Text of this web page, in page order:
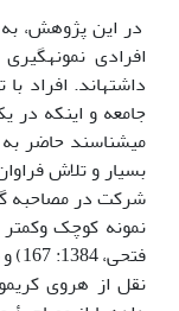
در این پژوهش،
افرادی
داشته­­اند. افراد
جامعه و اینکه
می­شناسند حاضر
شرکت در مصاحبه